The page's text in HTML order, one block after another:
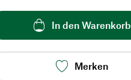
In den Warenkorb
Merken